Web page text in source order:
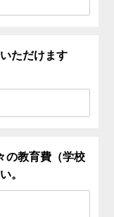
ただけます
の教育費（学校
。